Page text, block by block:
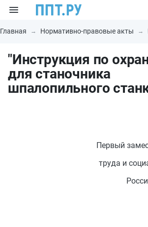
Главная Нормативно-правовые акты
"Инструкция по
для станочника
шпалопильного
Первый
труда и